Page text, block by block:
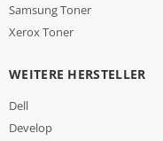
Samsung Toner
Xerox Toner
WEITERE HERSTELLER
Dell
Develop